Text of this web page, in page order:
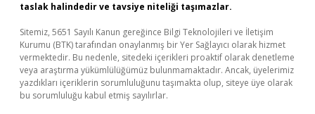
taslak halindedir ve tavsiye niteliği taşımazlar.
Sitemiz, 5651 Sayılı Kanun gereğince Bilgi Teknolojileri ve İletişim
Kurumu (BTK) tarafından onaylanmış bir Yer Sağlayıcı olarak hizmet
vermektedir. Bu nedenle, sitedeki içerikleri proaktif olarak denetleme
veya araştırma yükümlülüğümüz bulunmamaktadır. Ancak, üyelerimiz
yazdıkları içeriklerin sorumluluğunu taşımakta olup, siteye üye olarak
bu sorumluluğu kabul etmiş sayılırlar.